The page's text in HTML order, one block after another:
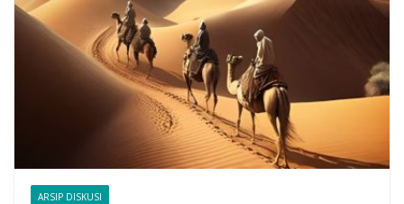
ARSIP DISKUSI